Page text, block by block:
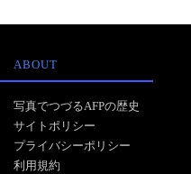
ABOUT
写真でつづるAFPの歴史
サイトポリシー
プライバシーポリシー
利用規約